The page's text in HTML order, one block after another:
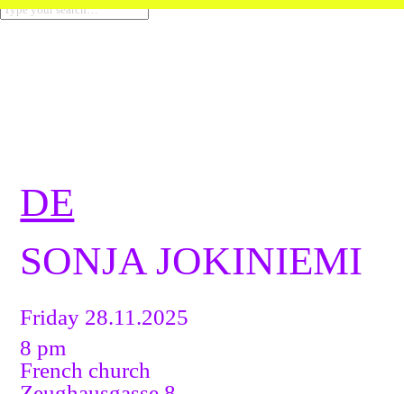
DE
SONJA JOKINIEMI
Friday 28.11.2025
8 pm
French church